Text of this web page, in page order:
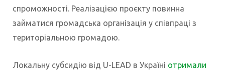
спроможності. Реалізацією проєкту повинна
займатися громадська організація у співпраці з
територіальною громадою.
Локальну субсидію від U-LEAD в Україні отримали